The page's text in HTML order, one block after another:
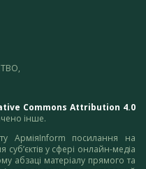
Commons Attribution 4.0
інше.
АрміяInform посилання на
суб’єктів у сфері онлайн-медіа
абзаці матеріалу прямого та